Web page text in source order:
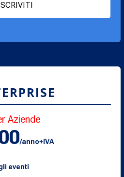
ISCRIVITI
Aziende
/anno+IVA
eventi